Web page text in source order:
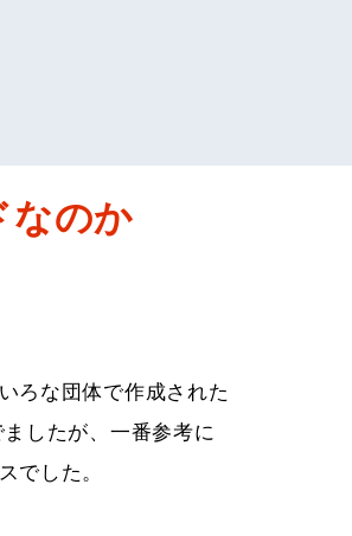
なのか
ろな団体で作成された
したが、一番参考に
でした。